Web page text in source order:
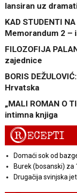
lansiran uz
KAD STUDENTI
Memorandum 2 –
FILOZOFIJA
zajednice
BORIS
Hrvatska
„MALI ROMAN O
intimna knjiga
RECEPTI
Domaći sok od
Burek (bosanski) za
Drugačija svinjska